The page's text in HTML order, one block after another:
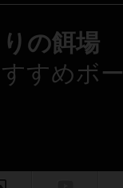
の餌場
すめボ